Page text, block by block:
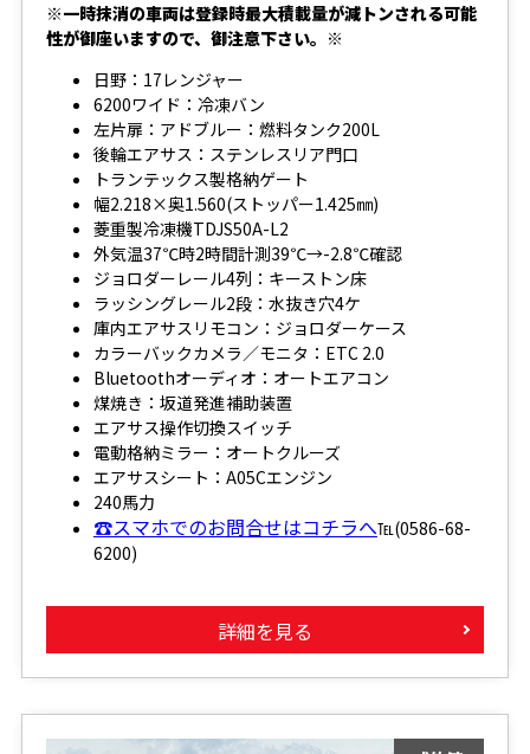
※一時抹消の車両は登録時最大積載量が減トンされる可能
性が御座いますので、御注意下さい。※
日野：17レンジャー
6200ワイド：冷凍バン
左片扉：アドブルー：燃料タンク200L
後輪エアサス：ステンレスリア門口
トランテックス製格納ゲート
幅2.218×奥1.560(ストッパー1.425㎜)
菱重製冷凍機TDJS50A-L2
外気温37℃時2時間計測39℃→-2.8℃確認
ジョロダーレール4列：キーストン床
ラッシングレール2段：水抜き穴4ケ
庫内エアサスリモコン：ジョロダーケース
カラーバックカメラ／モニタ：ETC 2.0
Bluetoothオーディオ：オートエアコン
煤焼き：坂道発進補助装置
エアサス操作切換スイッチ
電動格納ミラー：オートクルーズ
エアサスシート：A05Cエンジン
240馬力
☎スマホでのお問合せはコチラへ℡(0586-68-
6200)
詳細を見る